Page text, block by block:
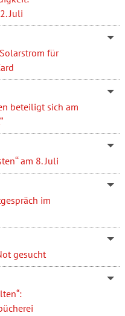
Juli
für
beteiligt sich am
am 8. Juli
im
gesucht